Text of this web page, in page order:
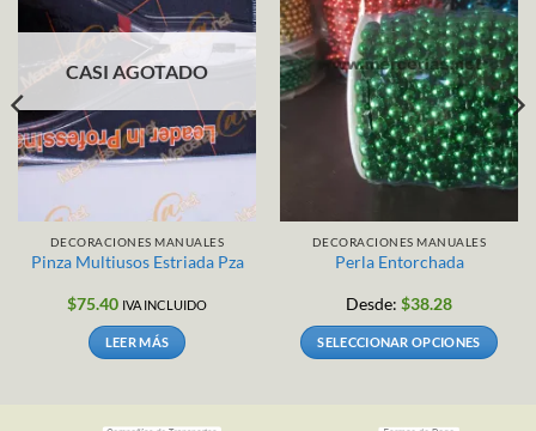
CASI AGOTADO
DECORACIONES MANUALES
Pinza Multiusos Estriada Pza
$75.40 IVA INCLUIDO
LEER MÁS
DECORACIONES MANUALES
Perla Entorchada
Desde: $38.28
SELECCIONAR OPCIONES